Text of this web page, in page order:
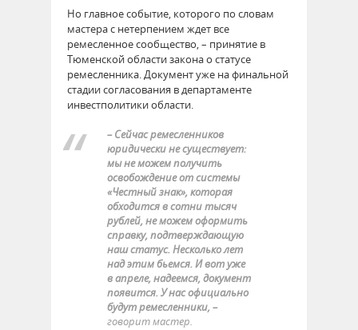
Но главное событие, которого по словам
мастера с нетерпением ждет все
ремесленное сообщество, – принятие в
Тюменской области закона о статусе
ремесленника. Документ уже на финальной
стадии согласования в департаменте
инвестполитики области.
– Сейчас ремесленников
юридически не существует:
мы не можем получить
освобождение от системы
«Честный знак», которая
обходится в сотни тысяч
рублей, не можем оформить
справку, подтверждающую
наш статус. Несколько лет
над этим бьемся. И вот уже
в апреле, надеемся, документ
появится. У нас официально
будут ремесленники, –
говорит мастер.